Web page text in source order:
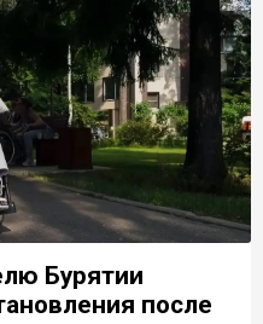
Бурятии
после